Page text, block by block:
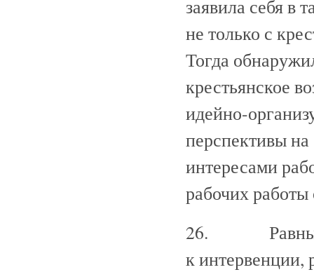
заявила себя в
не только с
Тогда
крестьянское
идейно-
перспективы
интересами
рабочих
26. Равным
к интервенции,